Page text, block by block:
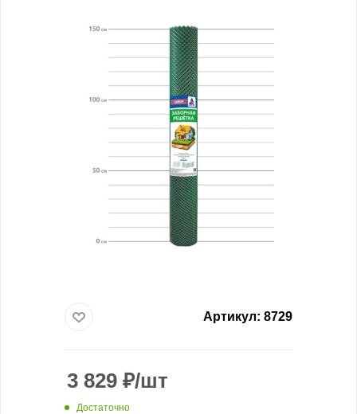
Артикул: 8729
3 829 ₽/шт
Достаточно